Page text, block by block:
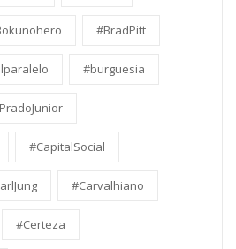
#BradPitt
#burguesia
#CapitalSocial
#Carvalhiano
#Certeza